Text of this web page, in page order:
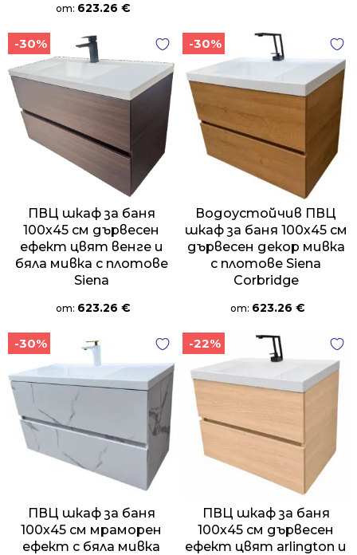
от: 623.26 €
-30%
ПВЦ шкаф за баня
100х45 см дървесен
ефект цвят венге и
бяла мивка с плотове
Siena
от: 623.26 €
-30%
Водоустойчив ПВЦ
шкаф за баня 100х45 см
дървесен декор мивка
с плотове Siena
Corbridge
от: 623.26 €
-30%
ПВЦ шкаф за баня
100х45 см мраморен
ефект с бяла мивка
-22%
ПВЦ шкаф за баня
100х45 см дървесен
ефект цвят arlington и